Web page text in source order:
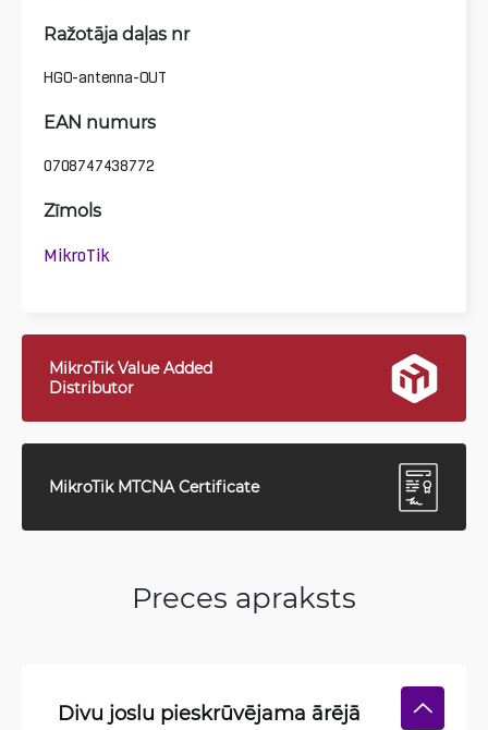
Ražotāja daļas nr
HGO-antenna-OUT
EAN numurs
0708747438772
Zīmols
MikroTik
MikroTik Value Added
Distributor
MikroTik MTCNA Certificate
Preces apraksts
Divu joslu pieskrūvējama ārējā